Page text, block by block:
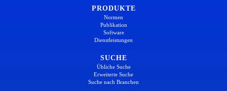
PRODUKTE
Normen
Publikation
Software
Dienstleistungen
SUCHE
Übliche Suche
Erweiterte Suche
Suche nach Branchen